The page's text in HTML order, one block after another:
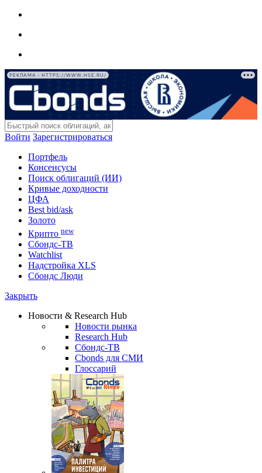
РЕКЛАМА • HTTPS://WWW.HSE.RU/
Войти Зарегистрироваться
Портфель
Консенсусы
Поиск облигаций (ИИ)
Кривые доходности
ЦФА
Best bid/ask
Золото
Крипто new
Сбондс-ТВ
Watchlist
Надстройка XLS
Сбондс Люди
Закрыть
Новости & Research Hub
Новости рынка
Research Hub
Сбондс-ТВ
Cbonds для СМИ
Глоссарий